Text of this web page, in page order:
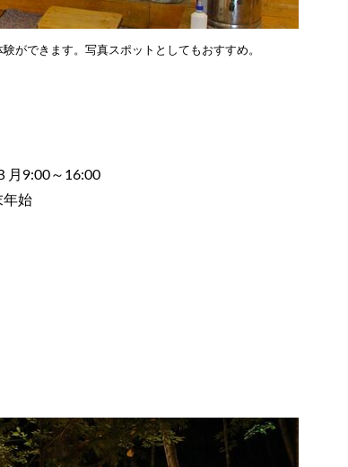
ができます。写真スポットとしてもおすすめ。
月9:00～16:00
年始